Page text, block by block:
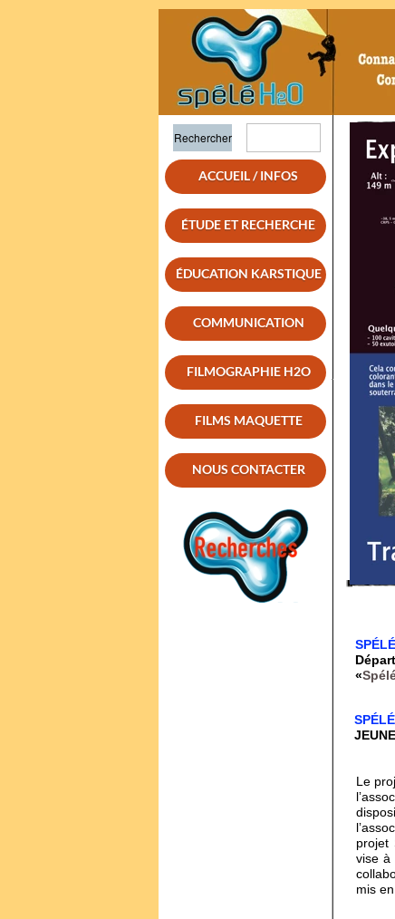
ACCUEIL / INFOS
ÉTUDE ET RECHERCHE
ÉDUCATION KARSTIQUE
COMMUNICATION
FILMOGRAPHIE H2O
FILMS MAQUETTE
NOUS CONTACTER
«
Le
lʼ
lʼ
projet
vise à
mis